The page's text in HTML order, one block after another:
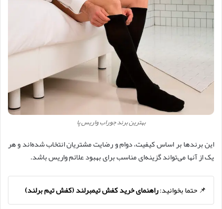
بهترین برند جوراب واریس پا
این برندها بر اساس کیفیت، دوام و رضایت مشتریان انتخاب شده‌اند و هر
یک از آنها می‌تواند گزینه‌ای مناسب برای بهبود علائم واریس باشد.
📌 حتما بخوانید:راهنمای خرید کفش تیمبرلند (کفش تیم برلند)